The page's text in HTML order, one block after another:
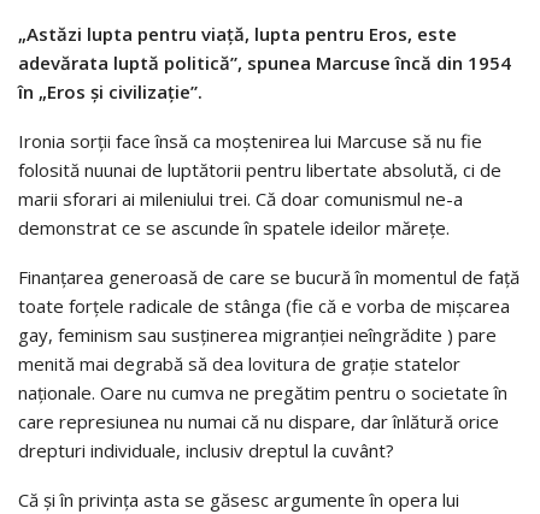
„Astăzi lupta pentru viață, lupta pentru Eros, este
adevărata luptă politică”, spunea Marcuse încă din 1954
în „Eros și civilizație”.
Ironia sorții face însă ca moștenirea lui Marcuse să nu fie
folosită nuunai de luptătorii pentru libertate absolută, ci de
marii sforari ai mileniului trei. Că doar comunismul ne-a
demonstrat ce se ascunde în spatele ideilor mărețe.
Finanțarea generoasă de care se bucură în momentul de față
toate forțele radicale de stânga (fie că e vorba de mișcarea
gay, feminism sau susținerea migranției neîngrădite ) pare
menită mai degrabă să dea lovitura de grație statelor
naționale. Oare nu cumva ne pregătim pentru o societate în
care represiunea nu numai că nu dispare, dar înlătură orice
drepturi individuale, inclusiv dreptul la cuvânt?
Că și în privința asta se găsesc argumente în opera lui